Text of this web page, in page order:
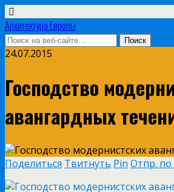
Архитектура Европы
24.07.2015
Господство
авангардных
Поделиться Твитнуть Pin Отпр. по